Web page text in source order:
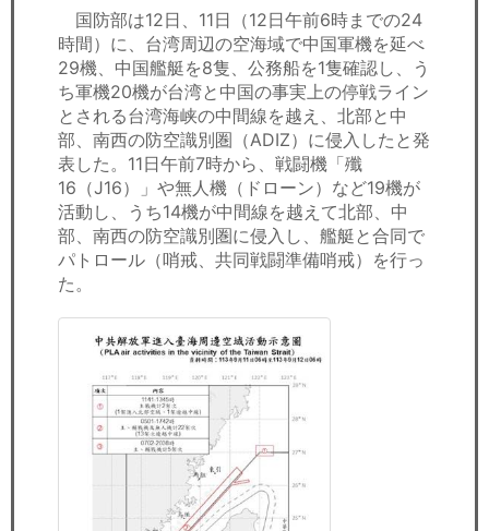
労務顧問
ＩＴ
飲食店情報
国防部は12日、11日（12日午前6時までの24
時間）に、台湾周辺の空海域で中国軍機を延べ
29機、中国艦艇を8隻、公務船を1隻確認し、う
ち軍機20機が台湾と中国の事実上の停戦ライン
とされる台湾海峡の中間線を越え、北部と中
部、南西の防空識別圏（ADIZ）に侵入したと発
表した。11日午前7時から、戦闘機「殲
16（J16）」や無人機（ドローン）など19機が
活動し、うち14機が中間線を越えて北部、中
部、南西の防空識別圏に侵入し、艦艇と合同で
パトロール（哨戒、共同戦闘準備哨戒）を行っ
た。